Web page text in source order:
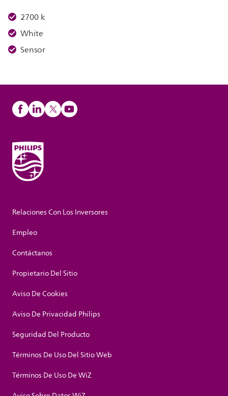
2700 k
White
Sensor
Relaciones Con Los Inversores
Empleo
Contáctanos
Propietario Del Sitio
Aviso De Cookies
Aviso De Privacidad Philips
Seguridad Del Producto
Términos De Uso Del Sitio Web
Términos De Uso De WiZ